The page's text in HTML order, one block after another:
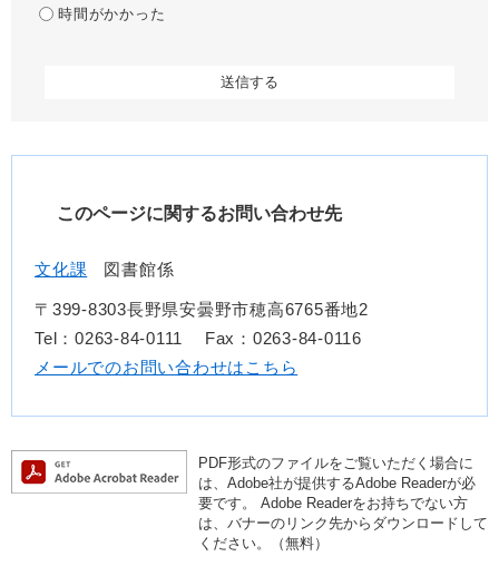
時間がかかった
このページに関するお問い合わせ先
文化課 図書館係
〒399-8303長野県安曇野市穂高6765番地2
Tel：0263-84-0111
Fax：0263-84-0116
メールでのお問い合わせはこちら
PDF形式のファイルをご覧いただく場合に
は、Adobe社が提供するAdobe Readerが必
要です。
Adobe Readerをお持ちでない方
は、バナーのリンク先からダウンロードして
ください。（無料）